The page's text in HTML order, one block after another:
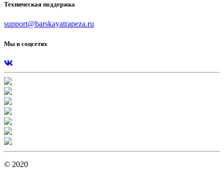
Техническая поддержка
support@barskayatrapeza.ru
Мы в соцсетях
© 2020